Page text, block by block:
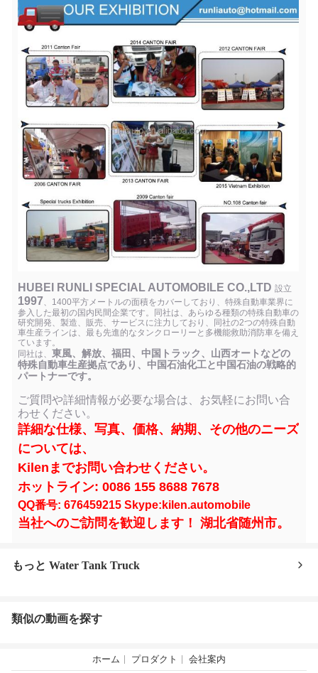
HUBEI RUNLI SPECIAL AUTOMOBILE CO.,LTD 設立
1997、1400平方メートルの面積をカバーしており、特殊自動車業界に
参入した最初の国内民間企業です。同社は、あらゆる種類の特殊自動車の
研究開発、製造、販売、サービスに注力しており、同社の2つの特殊自動
車生産ラインは、最も先進的なタンクローリーと多機能救助消防車を備え
ています。
同社は、 東風、解放、福田、中国トラック、山西オートなどの
特殊自動車生産拠点であり、中国石油化工と中国石油の戦略的
パートナーです。
ご質問や詳細情報が必要な場合は、お気軽にお問い合
わせください。
詳細な仕様、写真、価格、納期、その他のニーズ
については、
Kilenまでお問い合わせください。
ホットライン: 0086 155 8688 7678
QQ番号: 676459215 Skype:kilen.automobile
当社へのご訪問を歓迎します！ 湖北省随州市。
もっと Water Tank Truck
類似の動画を探す
ホーム プロダクト 会社案内